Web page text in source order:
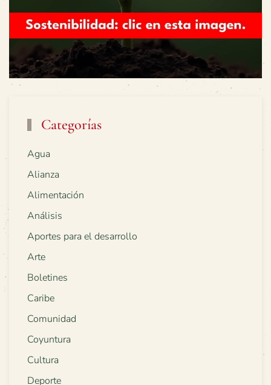
Categorías
Agua
Alianza
Alimentación
Análisis
Aportes para el desarrollo
Arte
Boletines
Caribe
Comunidad
Coyuntura
Cultura
Deporte